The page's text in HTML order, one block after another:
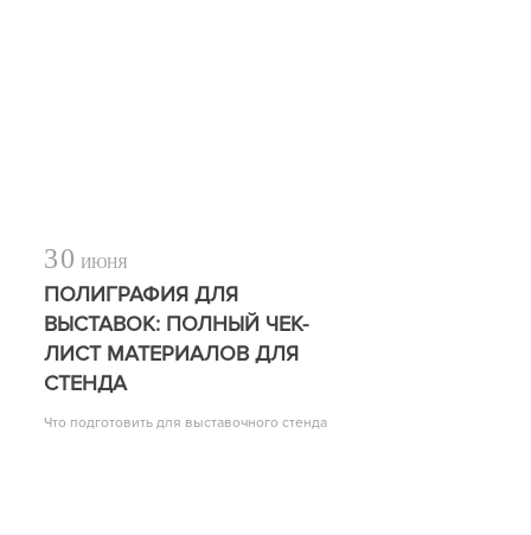
30 ИЮНЯ
ПОЛИГРАФИЯ ДЛЯ
ВЫСТАВОК: ПОЛНЫЙ ЧЕК-
ЛИСТ МАТЕРИАЛОВ ДЛЯ
СТЕНДА
Что подготовить для выставочного стенда